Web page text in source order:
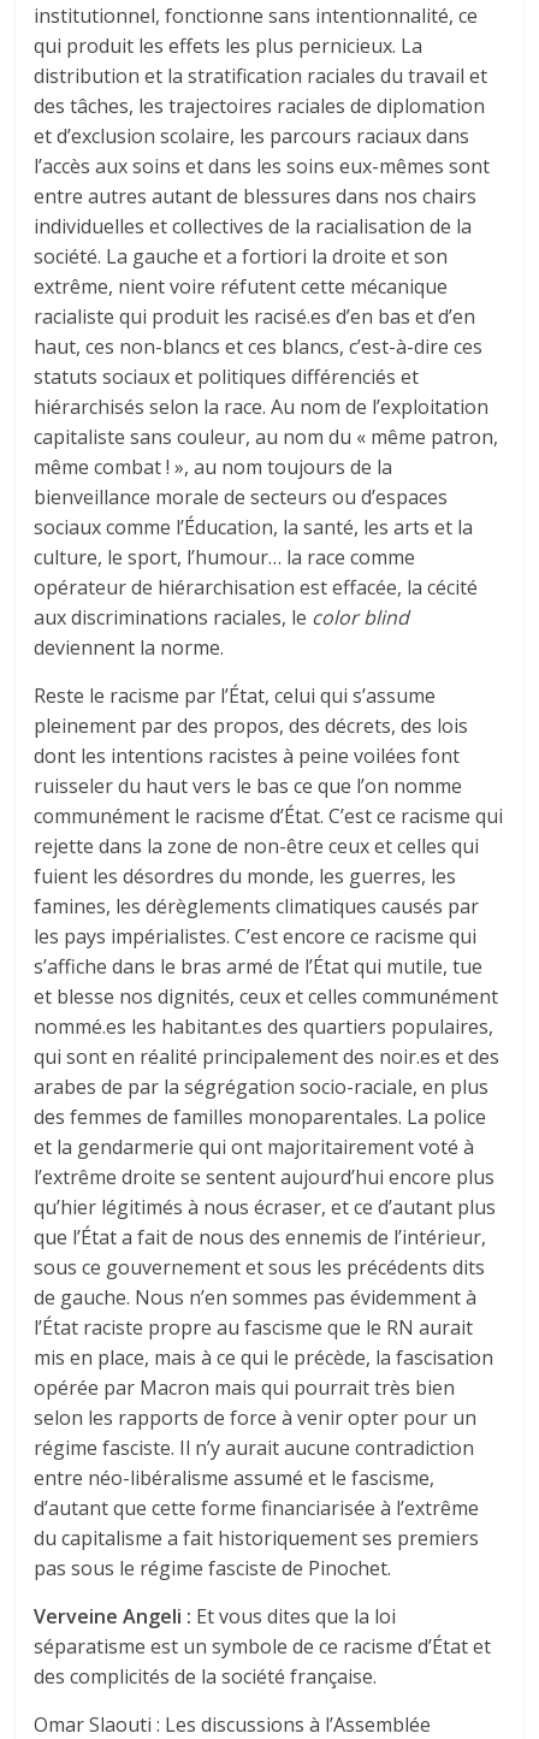
institutionnel, fonctionne sans intentionnalité, ce
qui produit les effets les plus pernicieux. La
distribution et la stratification raciales du travail et
des tâches, les trajectoires raciales de diplomation
et d’exclusion scolaire, les parcours raciaux dans
l’accès aux soins et dans les soins eux-mêmes sont
entre autres autant de blessures dans nos chairs
individuelles et collectives de la racialisation de la
société. La gauche et a fortiori la droite et son
extrême, nient voire réfutent cette mécanique
racialiste qui produit les racisé.es d’en bas et d’en
haut, ces non-blancs et ces blancs, c’est-à-dire ces
statuts sociaux et politiques différenciés et
hiérarchisés selon la race. Au nom de l’exploitation
capitaliste sans couleur, au nom du « même patron,
même combat ! », au nom toujours de la
bienveillance morale de secteurs ou d’espaces
sociaux comme l’Éducation, la santé, les arts et la
culture, le sport, l’humour… la race comme
opérateur de hiérarchisation est effacée, la cécité
aux discriminations raciales, le color blind
deviennent la norme.
Reste le racisme par l’État, celui qui s’assume
pleinement par des propos, des décrets, des lois
dont les intentions racistes à peine voilées font
ruisseler du haut vers le bas ce que l’on nomme
communément le racisme d’État. C’est ce racisme qui
rejette dans la zone de non-être ceux et celles qui
fuient les désordres du monde, les guerres, les
famines, les dérèglements climatiques causés par
les pays impérialistes. C’est encore ce racisme qui
s’affiche dans le bras armé de l’État qui mutile, tue
et blesse nos dignités, ceux et celles communément
nommé.es les habitant.es des quartiers populaires,
qui sont en réalité principalement des noir.es et des
arabes de par la ségrégation socio-raciale, en plus
des femmes de familles monoparentales. La police
et la gendarmerie qui ont majoritairement voté à
l’extrême droite se sentent aujourd’hui encore plus
qu’hier légitimés à nous écraser, et ce d’autant plus
que l’État a fait de nous des ennemis de l’intérieur,
sous ce gouvernement et sous les précédents dits
de gauche. Nous n’en sommes pas évidemment à
l’État raciste propre au fascisme que le RN aurait
mis en place, mais à ce qui le précède, la fascisation
opérée par Macron mais qui pourrait très bien
selon les rapports de force à venir opter pour un
régime fasciste. Il n’y aurait aucune contradiction
entre néo-libéralisme assumé et le fascisme,
d’autant que cette forme financiarisée à l’extrême
du capitalisme a fait historiquement ses premiers
pas sous le régime fasciste de Pinochet.
Verveine Angeli : Et vous dites que la loi
séparatisme est un symbole de ce racisme d’État et
des complicités de la société française.
Omar Slaouti : Les discussions à l’Assemblée